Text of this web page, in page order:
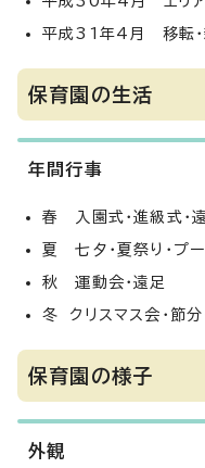
平成31年4月 移転・
保育園の生活
年間行事
春 入園式・進級式・
夏 七夕・夏祭り・プ
秋 運動会・遠足
冬 クリスマス会・節分
保育園の様子
外観